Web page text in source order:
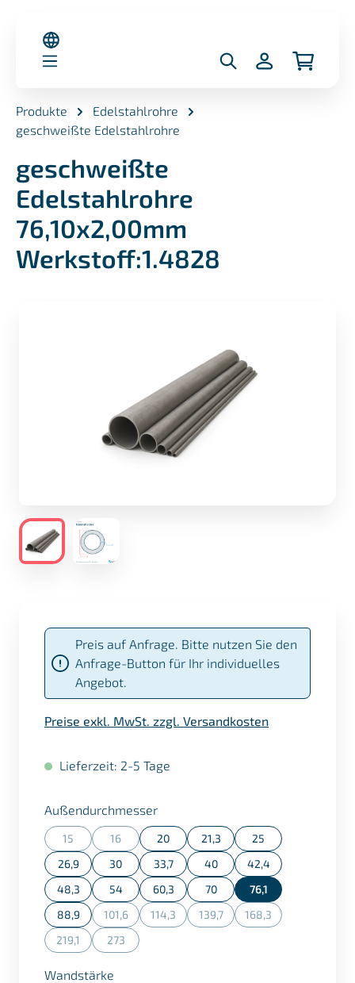
Produkte
Edelstahlrohre
geschweißte Edelstahlrohre
geschweißte
Edelstahlrohre
76,10x2,00mm
Werkstoff:1.4828
Preis auf Anfrage. Bitte nutzen Sie den
Anfrage-Button für Ihr individuelles
Angebot.
Preise exkl. MwSt. zzgl. Versandkosten
Lieferzeit: 2-5 Tage
Außendurchmesserauswählen
15
(Diese Option ist zurzeit nicht verfügbar.)
16
(Diese Option ist zurzeit nicht verfügbar.)
20 21,3
25
26,9
30 33,7 40
42,4
48,3
54 60,3 70
76,1
88,9
101,6
(Diese Option ist zurzeit nicht verfügbar.)
114,3
(Diese Option ist zurzeit nicht verfügbar.)
139,7
(Diese Option ist zurzeit nicht
168,3
(Diese Option ist
219,1
(Diese Option ist zurzeit nicht verfügbar.)
273
(Diese Option ist zurzeit nicht verfügbar.)
Wandstärke